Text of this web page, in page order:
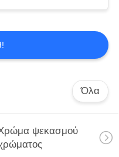
Όλα
ψεκασμού